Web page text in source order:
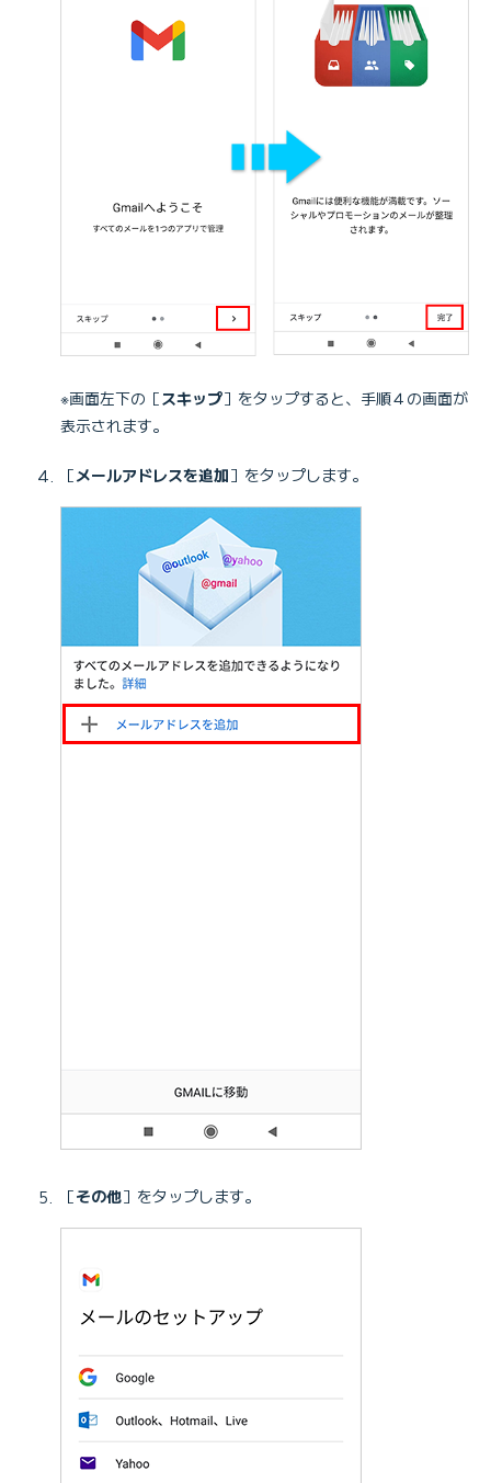
※画面左下の［スキップ］をタップすると、手順４の画面が
表示されます。
［メールアドレスを追加］をタップします。
［その他］をタップします。